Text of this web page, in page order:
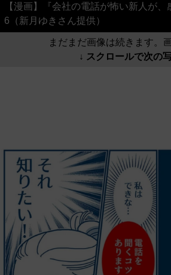
【漫画】『会社の電話が怖い新人が、
6（新月ゆきさん提供）
まだまだ画像は続きます。
↓ スクロールで次の